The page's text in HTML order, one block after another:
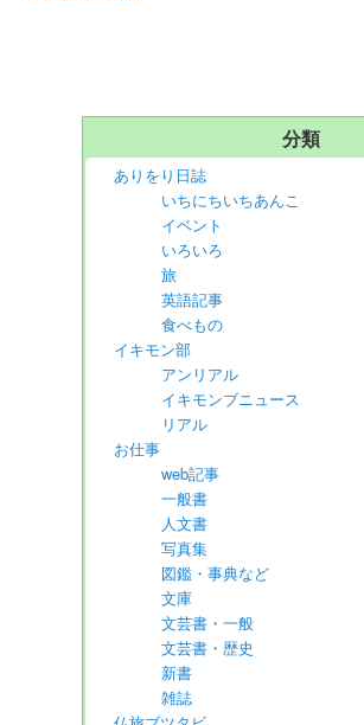
分類
ありをり日誌
いちにちいちあんこ
イベント
いろいろ
旅
英語記事
食べもの
イキモン部
アンリアル
イキモンブニュース
リアル
お仕事
web記事
一般書
人文書
写真集
図鑑・事典など
文庫
文芸書・一般
文芸書・歴史
新書
雑誌